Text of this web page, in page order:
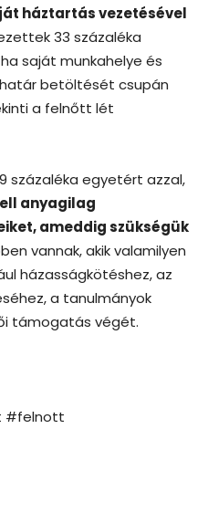
háztartás vezetésével
33 százaléka
saját munkahelye és
betöltését csupán
a felnőtt lét
százaléka egyetért azzal,
anyagilag
ameddig szükségük
vannak, akik valamilyen
házasságkötéshez, az
a tanulmányok
támogatás végét.
#felnott